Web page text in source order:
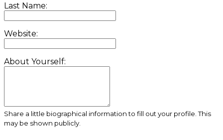
Last Name:
Website:
About Yourself:
Share a little biographical information to fill out your profile. This
may be shown publicly.